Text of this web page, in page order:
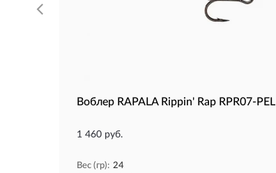
Воблер RAPALA Rippin' Rap RPR07-PEL
1 460 руб.
Вес (гр): 24